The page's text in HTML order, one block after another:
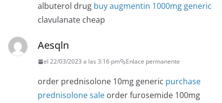
albuterol drug buy augmentin 1000mg generic
clavulanate cheap
Aesqln
el 22/03/2023 a las 3:16 pm Enlace permanente
order prednisolone 10mg generic purchase
prednisolone sale order furosemide 100mg